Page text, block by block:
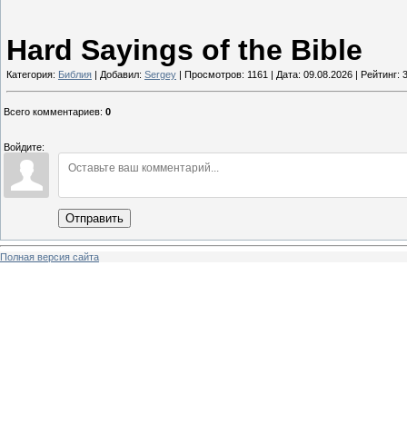
Hard Sayings of the Bible
Категория: Библия | Добавил: Sergey | Просмотров: 1161 | Дата: 09.08.2026 | Рейтинг:
Всего комментариев: 0
Войдите:
Отправить
Полная версия сайта